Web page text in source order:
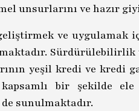
unsurlarını ve hazır
ve uygulamak
yeşil kredi ve
bir şekilde
sunulmaktadır.